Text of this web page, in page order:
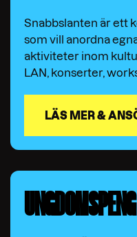
Snabbslanten är ett
som vill anordna
aktiviteter inom
LAN, konserter,
LÄS MER &
UNGDOMSPENG